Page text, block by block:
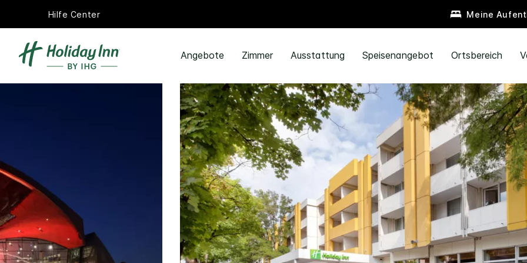
Hilfe Center Meine
Angebote Zimmer Ausstattung Speisenangebot Ortsbereich